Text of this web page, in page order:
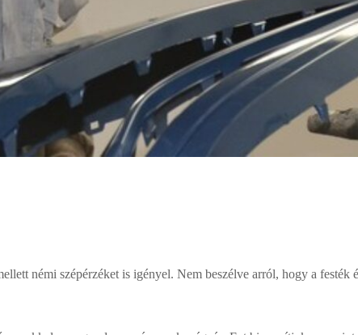
némi szépérzéket is igényel. Nem beszélve arról, hogy a